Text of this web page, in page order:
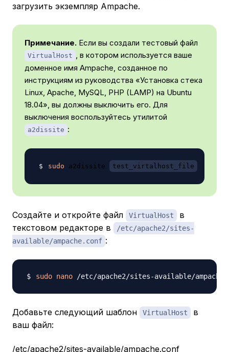
загрузить экземпляр Ampache.
Примечание. Если вы создали тестовый файл
VirtualHost , в котором используется ваше
доменное имя Ampache, созданное по
инструкциям из руководства «Установка стека
Linux, Apache, MySQL, PHP (LAMP) на Ubuntu
18.04», вы должны выключить его. Для
выключения воспользуйтесь утилитой
a2dissite :
sudo a2dissite test_virtalhost_file
Создайте и откройте файл VirtualHost
в
текстовом редакторе в
/etc/apache2/sites-
available/ampache.conf :
sudo nano
Добавьте следующий шаблон VirtualHost
в
ваш файл:
/etc/apache2/sites-available/ampache.conf